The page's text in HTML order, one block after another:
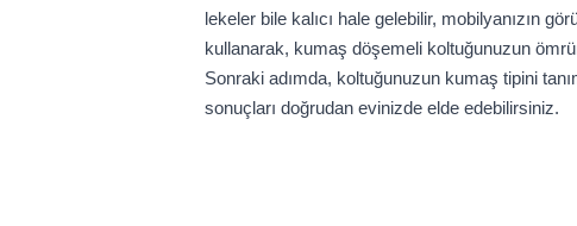
lekeler bile kalıcı hale gelebilir, mobilyanızın
kullanarak, kumaş döşemeli koltuğunuzun
Sonraki adımda, koltuğunuzun kumaş tipini
sonuçları doğrudan evinizde elde edebilirsiniz.